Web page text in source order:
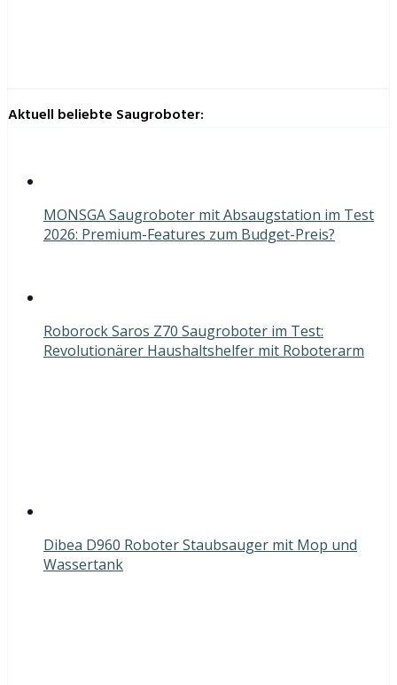
Aktuell beliebte Saugroboter:
MONSGA Saugroboter mit Absaugstation im Test
2026: Premium-Features zum Budget-Preis?
Roborock Saros Z70 Saugroboter im Test:
Revolutionärer Haushaltshelfer mit Roboterarm
Dibea D960 Roboter Staubsauger mit Mop und
Wassertank